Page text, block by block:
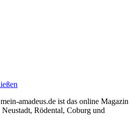
mein-amadeus.de ist das online Magazin
Rödental, Coburg und